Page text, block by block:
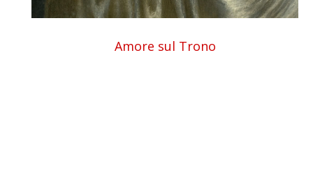
Amore sul Trono